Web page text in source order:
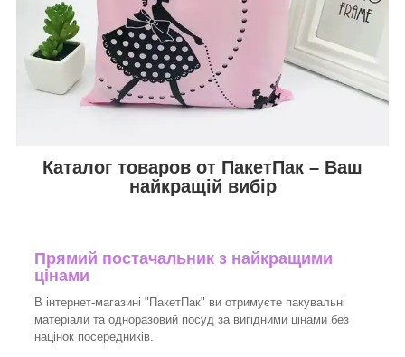
Каталог товаров от ПакетПак – Ваш
найкращій вибір
Прямий постачальник з найкращими
цінами
В інтернет-магазині "ПакетПак" ви отримуєте пакувальні
матеріали та одноразовий посуд за вигідними цінами без
націнок посередників.